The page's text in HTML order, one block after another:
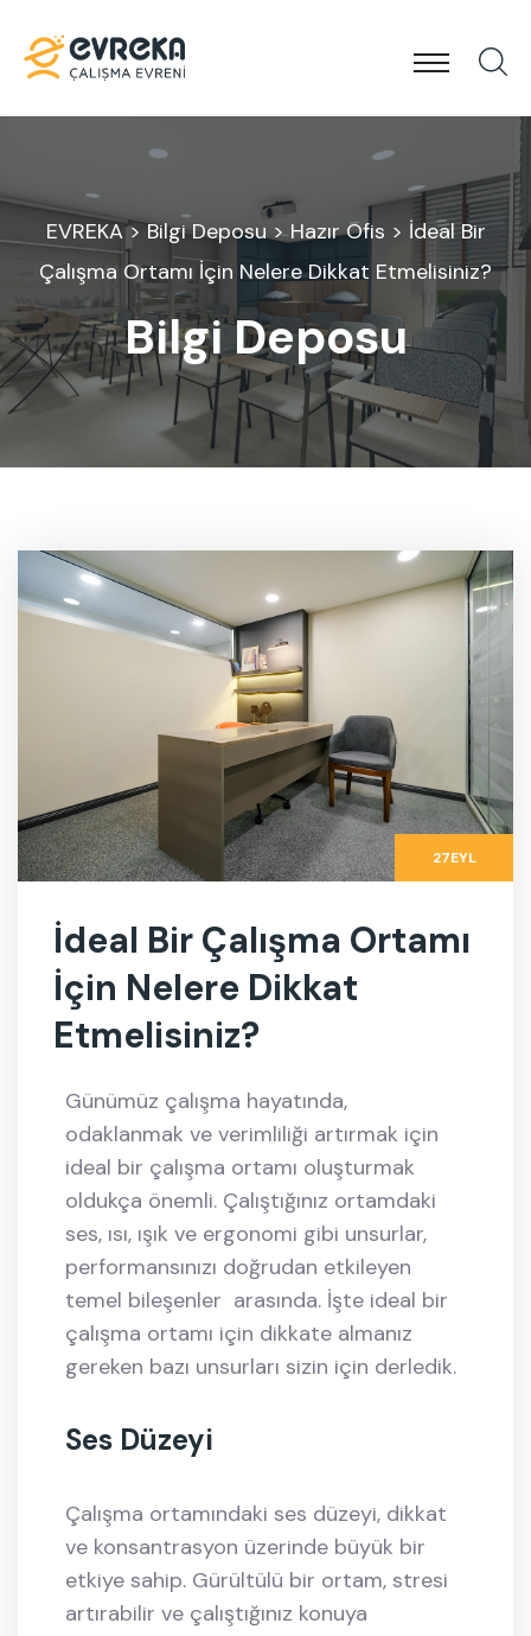
EVREKA>Bilgi Deposu>Hazır Ofis > İdeal Bir
Çalışma Ortamı İçin Nelere Dikkat Etmelisiniz?
Bilgi Deposu
27EYL
İdeal Bir Çalışma Ortamı
İçin Nelere Dikkat
Etmelisiniz?
Günümüz çalışma hayatında,
odaklanmak ve verimliliği artırmak için
ideal bir çalışma ortamı oluşturmak
oldukça önemli. Çalıştığınız ortamdaki
ses, ısı, ışık ve ergonomi gibi unsurlar,
performansınızı doğrudan etkileyen
temel bileşenler arasında. İşte ideal bir
çalışma ortamı için dikkate almanız
gereken bazı unsurları sizin için derledik.
Ses Düzeyi
Çalışma ortamındaki ses düzeyi, dikkat
ve konsantrasyon üzerinde büyük bir
etkiye sahip. Gürültülü bir ortam, stresi
artırabilir ve çalıştığınız konuya